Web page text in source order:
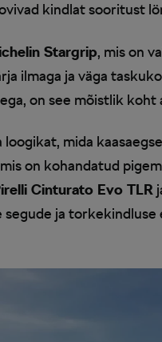
kindlat sooritust
Stargrip, mis on
ilmaga ja väga
on see mõistlik koht
mida
on kohandatud
Cinturato Evo TLR
ja